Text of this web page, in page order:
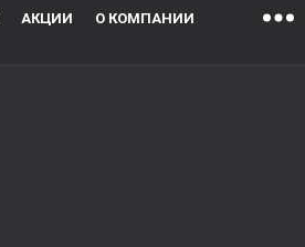
АКЦИИ О КОМПАНИИ